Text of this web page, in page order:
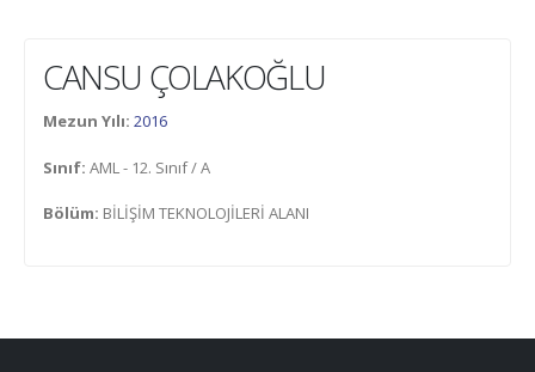
CANSU ÇOLAKOĞLU
Mezun Yılı: 2016
Sınıf: AML - 12. Sınıf / A
Bölüm: BİLİŞİM TEKNOLOJİLERİ ALANI